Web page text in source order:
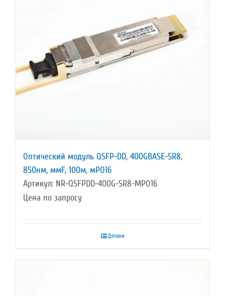
Оптический модуль QSFP-DD, 400GBASE-SR8,
850нм, ммF, 100м, мPO16
Артикул: NR-QSFPDD-400G-SR8-MPO16
Цена по запросу
Детали